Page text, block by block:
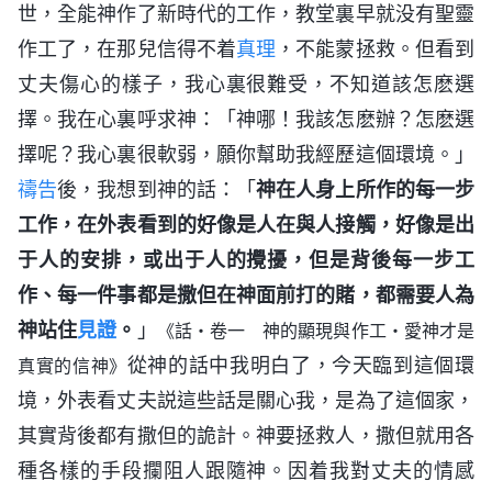
世，全能神作了新時代的工作，教堂裏早就没有聖靈
作工了，在那兒信得不着真理 ，不能蒙拯救。但看到
丈夫傷心的樣子，我心裏很難受，不知道該怎麽選
擇。我在心裏呼求神：「神哪！我該怎麽辦？怎麽選
擇呢？我心裏很軟弱，願你幫助我經歷這個環境。」
禱告後，我想到神的話：「神在人身上所作的每一步
工作，在外表看到的好像是人在與人接觸，好像是出
于人的安排，或出于人的攪擾，但是背後每一步工
作、每一件事都是撒但在神面前打的賭，都需要人為
神站住見證。 」
《話・卷一 神的顯現與作工・愛神才是
真實的信神》 從神的話中我明白了，今天臨到這個環
境，外表看丈夫説這些話是關心我，是為了這個家，
其實背後都有撒但的詭計。神要拯救人，撒但就用各
種各樣的手段攔阻人跟隨神。因着我對丈夫的情感